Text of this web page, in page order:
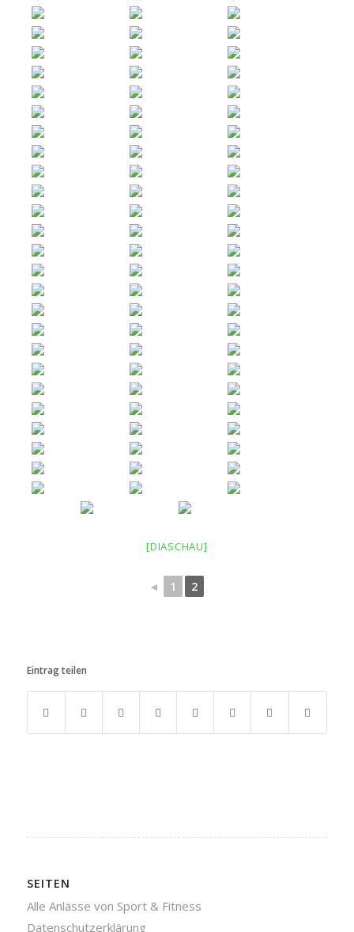
[DIASCHAU]
◄ 1 2
Eintrag teilen
SEITEN
Alle Anlässe von Sport & Fitness
Datenschutzerklärung